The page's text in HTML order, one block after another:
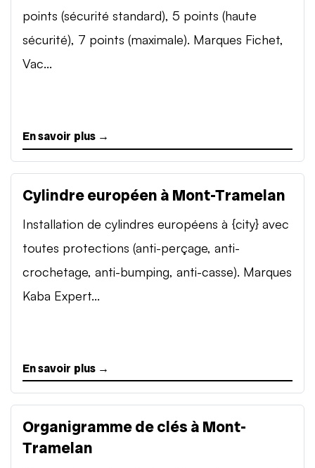
points (sécurité standard), 5 points (haute
sécurité), 7 points (maximale). Marques Fichet,
Vac...
En savoir plus →
Cylindre européen à Mont-Tramelan
Installation de cylindres européens à {city} avec
toutes protections (anti-perçage, anti-
crochetage, anti-bumping, anti-casse). Marques
Kaba Expert...
En savoir plus →
Organigramme de clés à Mont-
Tramelan